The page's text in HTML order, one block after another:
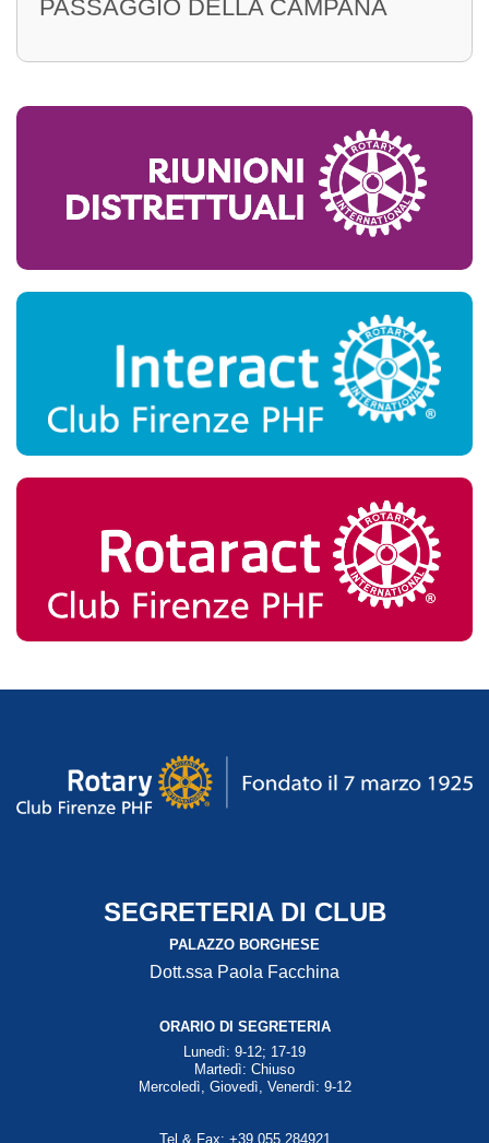
PASSAGGIO DELLA CAMPANA
SEGRETERIA DI CLUB
PALAZZO BORGHESE
Dott.ssa Paola Facchina
ORARIO DI SEGRETERIA
Lunedì: 9-12; 17-19
Martedì: Chiuso
Mercoledì, Giovedì, Venerdì: 9-12
Tel & Fax: +39 055 284921